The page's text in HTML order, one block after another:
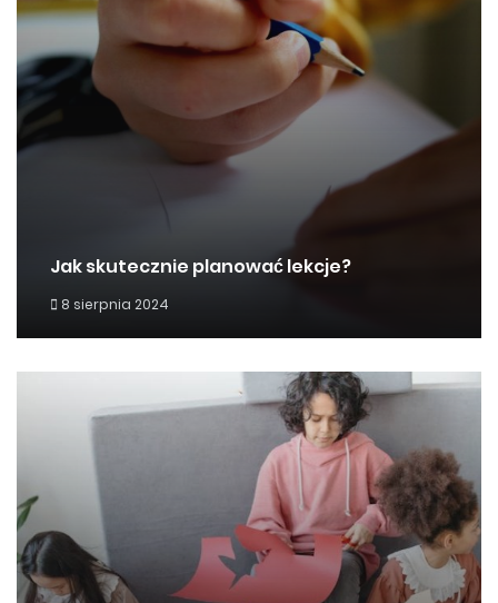
Jak skutecznie planować lekcje?
8 sierpnia 2024